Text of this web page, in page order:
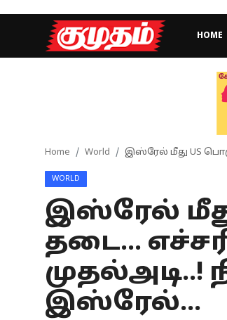
HOME
Games
Health
Special Story
Home World இஸ்ரேல் மீது US
WORLD
இஸ்ரேல்
தடை...
முதல்அடி..!
இஸ்ரேல்...